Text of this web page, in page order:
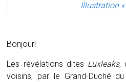
Illustration «
Bonjour!
Les révélations dites Luxleaks,
voisins, par le Grand-Duché